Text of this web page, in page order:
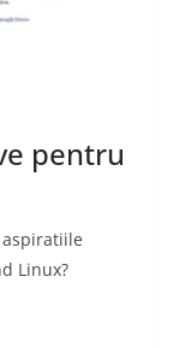
pentru
Linux?